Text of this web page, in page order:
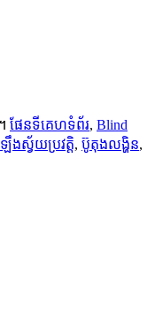
ផែនទីគេហទំព័រ, Blind
ងស្វ័យប្រវត្តិ, ប៊ូតុងលង្ហិន,